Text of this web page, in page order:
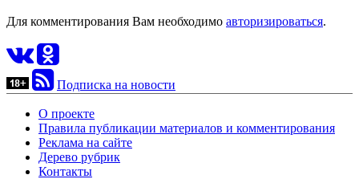
Для комментирования Вам необходимо авторизироваться.
Подписка на новости
О проекте
Правила публикации материалов и комментирования
Реклама на сайте
Дерево рубрик
Контакты